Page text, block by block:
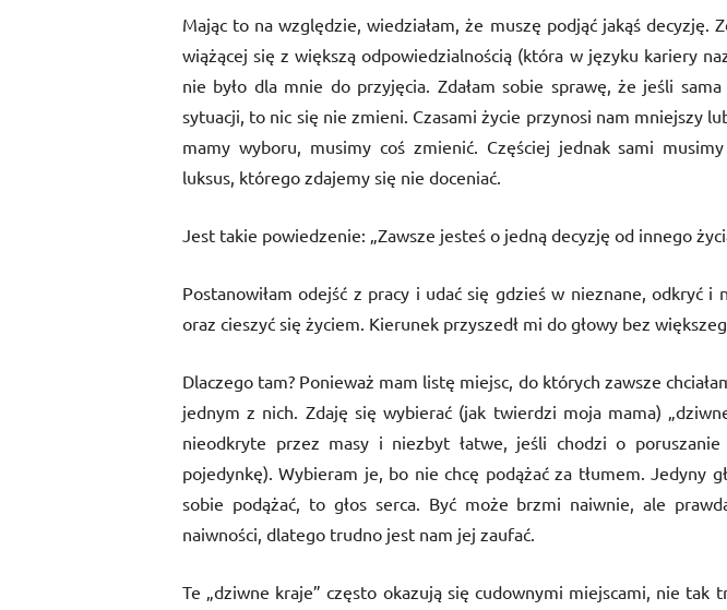
Mając to na względzie, wiedziałam, że muszę podjąć jakąś decyzję.
wiążącej się z większą odpowiedzialnością (która w języku kariery
nie było dla mnie do przyjęcia. Zdałam sobie sprawę, że jeśli
sytuacji, to nic się nie zmieni. Czasami życie przynosi nam mniejszy
mamy wyboru, musimy coś zmienić. Częściej jednak sami
luksus, którego zdajemy się nie doceniać.
Jest takie powiedzenie: „Zawsze jesteś o jedną decyzję od innego
Postanowiłam odejść z pracy i udać się gdzieś w nieznane, odkryć i
oraz cieszyć się życiem. Kierunek przyszedł mi do głowy bez
Dlaczego tam? Ponieważ mam listę miejsc, do których zawsze
jednym z nich. Zdaję się wybierać (jak twierdzi moja mama)
nieodkryte przez masy i niezbyt łatwe, jeśli chodzi o poruszanie
pojedynkę). Wybieram je, bo nie chcę podążać za tłumem. Jedyny
sobie podążać, to głos serca. Być może brzmi naiwnie, ale
naiwności, dlatego trudno jest nam jej zaufać.
Te „dziwne kraje” często okazują się cudownymi miejscami, nie tak